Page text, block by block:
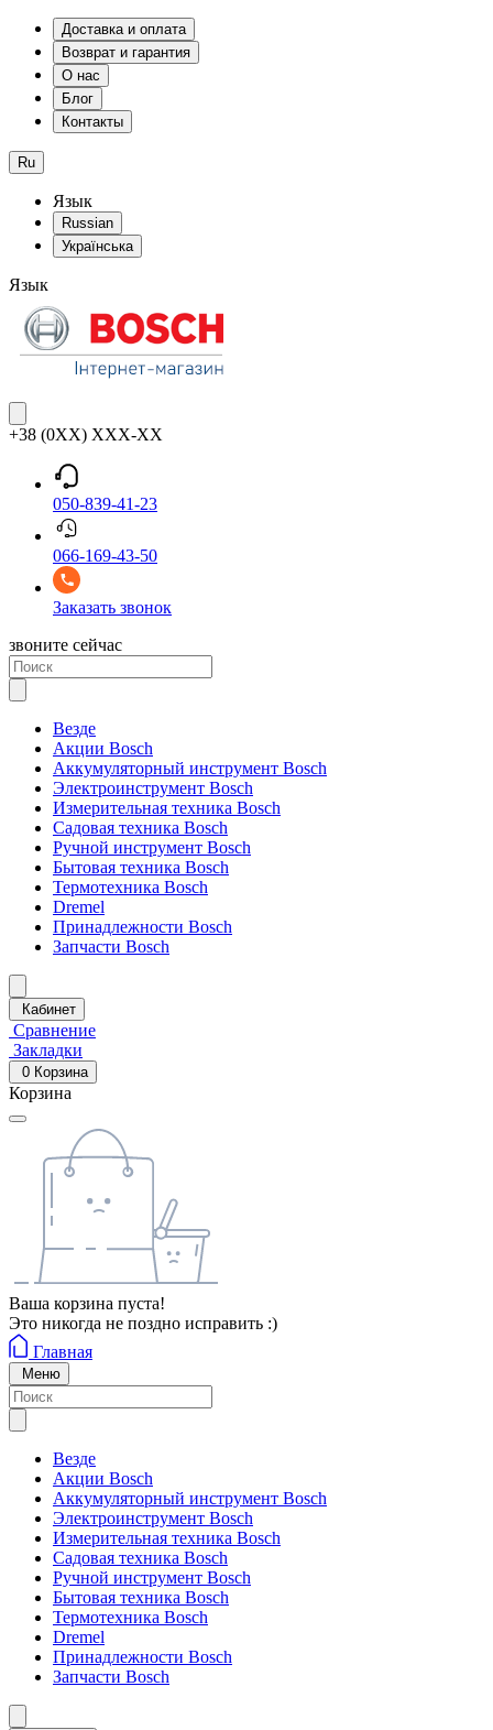
Доставка и оплата
Возврат и гарантия
О нас
Блог
Контакты
Ru
Язык
Russian
Українська
Язык
+38 (0XX) XXX-XX
050-839-41-23
066-169-43-50
Заказать звонок
звоните сейчас
Везде
Акции Bosch
Аккумуляторный инструмент Bosch
Электроинструмент Bosch
Измерительная техника Bosch
Садовая техника Bosch
Ручной инструмент Bosch
Бытовая техника Bosch
Термотехника Bosch
Dremel
Принадлежности Bosch
Запчасти Bosch
Кабинет
Сравнение
Закладки
0 Корзина
Корзина
Ваша корзина пуста!
Это никогда не поздно исправить :)
Главная
Меню
Везде
Акции Bosch
Аккумуляторный инструмент Bosch
Электроинструмент Bosch
Измерительная техника Bosch
Садовая техника Bosch
Ручной инструмент Bosch
Бытовая техника Bosch
Термотехника Bosch
Dremel
Принадлежности Bosch
Запчасти Bosch